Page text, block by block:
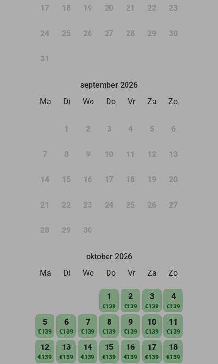
17 18 19 20 21 22 23
24 25 26 27 28 29 30
31
september 2026
Ma
Di Wo Do Vr Za Zo
1 2 3 4 5 6
7 8 9 10 11 12 13
14 15 16 17 18 19 20
21 22 23 24 25 26 27
28 29 30
oktober 2026
Ma
Di Wo Do Vr Za Zo
1
€139
2
€139
3
€139
4
€139
5
€139
6
€139
7
€139
8
€139
9
€139
10
€139
11
€139
12
€139
13
€139
14
€139
15
€139
16
€139
17
€139
18
€139